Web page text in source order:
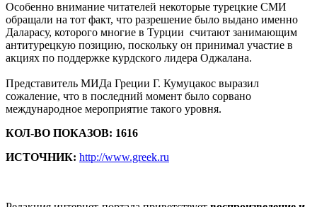
Особенно внимание читателей некоторые турецкие СМИ
обращали на тот факт, что разрешение было выдано именно
Даларасу, которого многие в Турции считают занимающим
антитурецкую позицию, поскольку он принимал участие в
акциях по поддержке курдского лидера Оджалана.
Представитель МИДа Греции Г. Кумуцакос выразил
сожаление, что в последний момент было сорвано
международное мероприятие такого уровня.
КОЛ-ВО ПОКАЗОВ: 1616
ИСТОЧНИК: http://www.greek.ru